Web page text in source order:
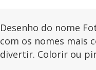
Desenho do nome
com os nomes mais
divertir. Colorir ou